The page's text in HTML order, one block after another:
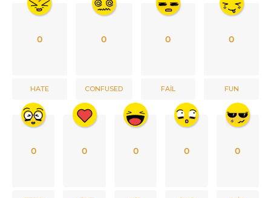
0
HATE
0
CONFUSED
0
FAIL
0
FUN
0 0 0 0 0